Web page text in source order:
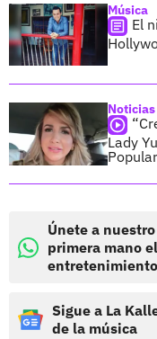
Música
El
Noticias
Lady
Únete a
primera mano
Sigue a La
de la música